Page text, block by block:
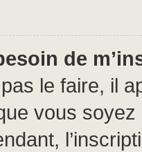
de
le faire, il
vous